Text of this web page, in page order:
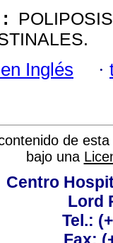
Inglés ·
de
bajo una
Centro
Lord
Tel.: